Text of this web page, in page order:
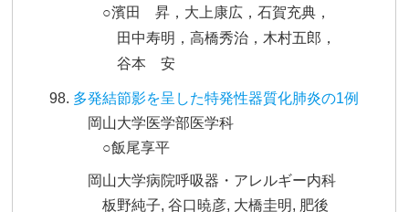
○濱田 昇，大上康広，石賀充典，
田中寿明，高橋秀治，木村五郎，
谷本 安
多発結節影を呈した特発性器質化肺炎の1例
岡山大学医学部医学科
○飯尾享平
岡山大学病院呼吸器・アレルギー内科
板野純子, 谷口暁彦, 大橋圭明, 肥後